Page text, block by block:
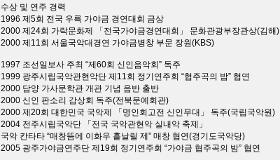
수상 및 연주 경력
1996 제5회 전국 우륵 가야금 경연대회 금상
2000 제24회 가락문화제 「전국가야금경연대회」 문화관광부장관상(김해)
2000 제11회 서울국악대경연 가야금병창 부문 장원(KBS)
1997 조선일보사 주최 “제60회 신인음악회” 독주
1999 광주시립국악관현악단 제11회 정기연주회 “협주곡의 밤” 협연
2000 담양 가사문학관 개관 기념 음반 출반
2000 신인 판소리 감상회 독주(전북문예회관)
2000 제20회 대한민국 국악제 「명인회고전 신인무대」 독주(국립국악원)
2004 전주시립국악단 「전국 국악관현악 실내악 축제」
국악 칸타타 “매창뜸에 이화우 흩날릴 제” 매창 협연(경기도국악당)
2005 광주가야금연주단 제19회 정기연주회 “가야금 협주곡의 밤” 협연